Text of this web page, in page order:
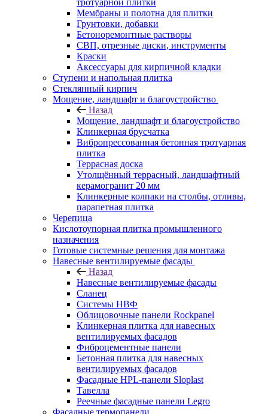
тротуарной плитки
Мембраны и полотна для плитки
Грунтовки, добавки
Бетоноремонтные растворы
СВП, отрезные диски, инструменты
Краски
Аксессуары для кирпичной кладки
Ступени и напольная плитка
Cтеклянный кирпич
Мощение, ландшафт и благоустройство
Назад
Мощение, ландшафт и благоустройство
Клинкерная брусчатка
Вибропрессованная бетонная тротуарная
плитка
Террасная доска
Утолщённый террасный, ландшафтный
керамогранит 20 мм
Клинкерные колпаки на столбы, отливы,
парапетная плитка
Черепица
Кислотоупорная плитка промышленного
назначения
Готовые системные решения для монтажа
Навесные вентилируемые фасады
Назад
Навесные вентилируемые фасады
Сланец
Системы НВФ
Облицовочные панели Rockpanel
Клинкерная плитка для навесных
вентилируемых фасадов
Фиброцементные панели
Бетонная плитка для навесных
вентилируемых фасадов
Фасадные HPL-панели Sloplast
Тавелла
Реечные фасадные панели Legro
Фасадные термопанели